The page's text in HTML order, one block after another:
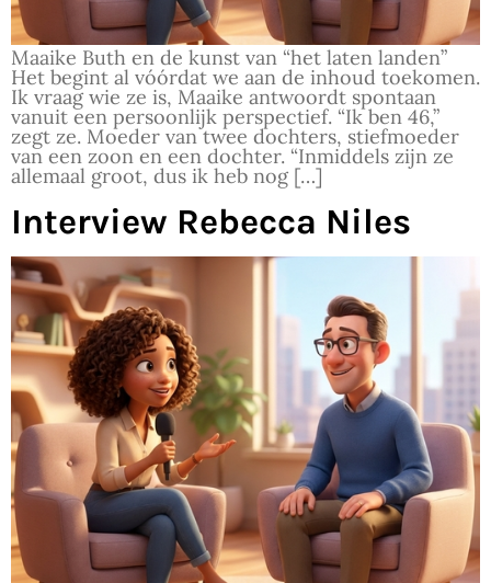
Maaike Buth en de kunst van “het laten landen”
Het begint al vóórdat we aan de inhoud toekomen.
Ik vraag wie ze is, Maaike antwoordt spontaan
vanuit een persoonlijk perspectief. “Ik ben 46,”
zegt ze. Moeder van twee dochters, stiefmoeder
van een zoon en een dochter. “Inmiddels zijn ze
allemaal groot, dus ik heb nog […]
Interview Rebecca Niles